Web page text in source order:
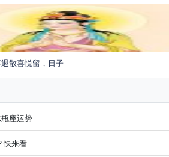
散喜悦留，日子
座运势
快来看